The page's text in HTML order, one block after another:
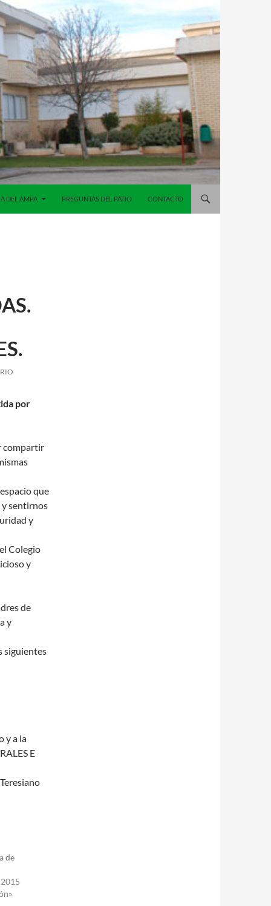
DEL AMPA PREGUNTAS DEL PATIO CONTACTO
por
compartir
que
y sentirnos
y
Colegio
y
de
y
siguientes
y a la
E
de